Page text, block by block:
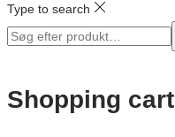
Type to search
Search
Shopping cart